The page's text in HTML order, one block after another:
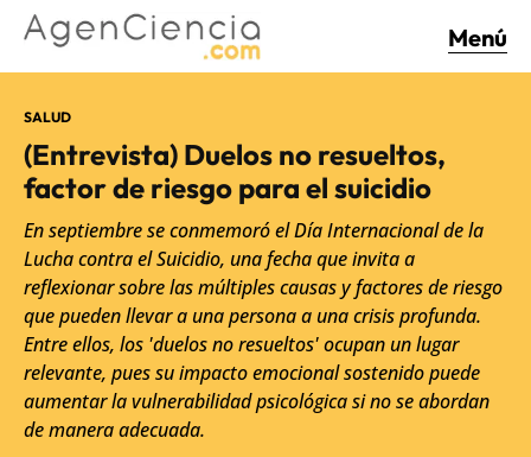
Menú
SALUD
(Entrevista) Duelos no resueltos,
factor de riesgo para el suicidio
En septiembre se conmemoró el Día Internacional de la
Lucha contra el Suicidio, una fecha que invita a
reflexionar sobre las múltiples causas y factores de riesgo
que pueden llevar a una persona a una crisis profunda.
Entre ellos, los 'duelos no resueltos' ocupan un lugar
relevante, pues su impacto emocional sostenido puede
aumentar la vulnerabilidad psicológica si no se abordan
de manera adecuada.